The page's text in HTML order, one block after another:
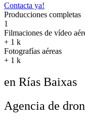
Contacta ya!
Producciones completas
1
Filmaciones de vídeo
+ 1 k
Fotografías aéreas
+ 1 k
en Rías Baixas
Agencia de